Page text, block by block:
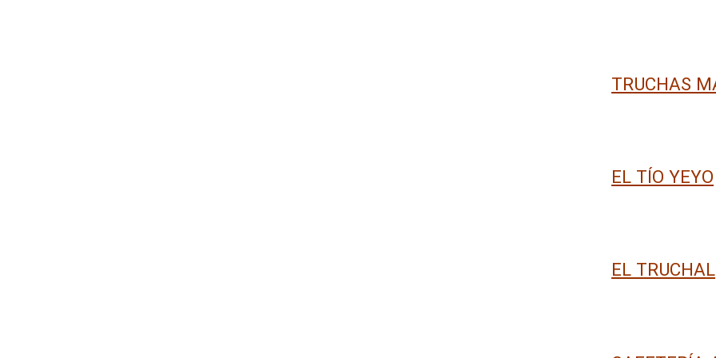
TRUCHAS
EL TÍO YEYO
EL TRUCHAL